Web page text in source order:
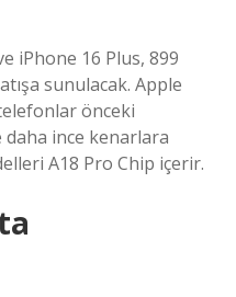
iPhone 16 Plus, 899
sunulacak. Apple
önceki
ince kenarlara
A18 Pro Chip içerir.